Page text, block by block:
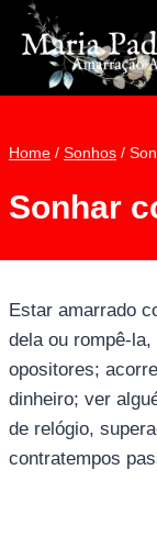
Pular
para
Conteúdo
Home / Sonhos /
Sonhar
Estar amarrado
dela ou rompê-
opositores;
dinheiro; ver
de relógio,
contratempos